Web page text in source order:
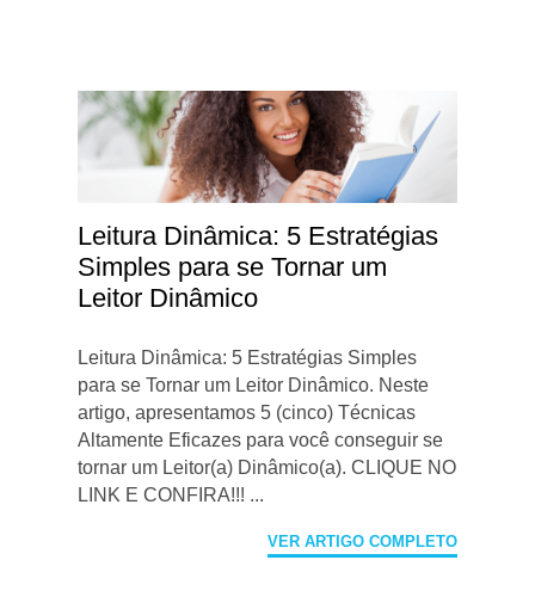
Leitura Dinâmica: 5 Estratégias
Simples para se Tornar um
Leitor Dinâmico
Leitura Dinâmica: 5 Estratégias Simples
para se Tornar um Leitor Dinâmico. Neste
artigo, apresentamos 5 (cinco) Técnicas
Altamente Eficazes para você conseguir se
tornar um Leitor(a) Dinâmico(a). CLIQUE NO
LINK E CONFIRA!!! ...
VER ARTIGO COMPLETO